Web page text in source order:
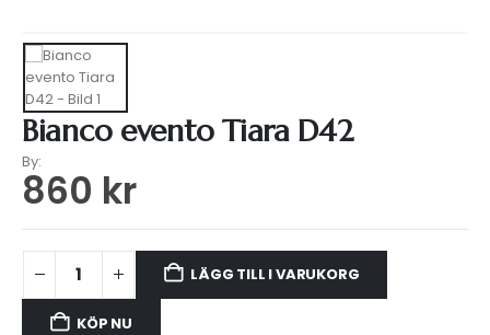
Bianco evento Tiara D42
By:
860 kr
LÄGG TILL I VARUKORG
KÖP NU